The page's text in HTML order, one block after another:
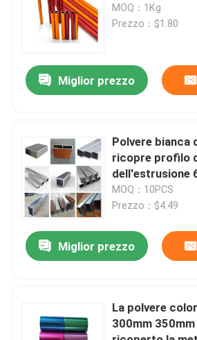
Circa noi
Giro della fabbrica
Contattici
Richieda una citazione
Profilo di alluminio industriale
V profilo di alluminio della
MOQ：1Kg
Prezzo：$1.80
Miglior prezzo
Polvere bianca
ricopre profilo
dell'estrusione
MOQ：10PCS
Prezzo：$4.49
Miglior prezzo
La polvere
300mm